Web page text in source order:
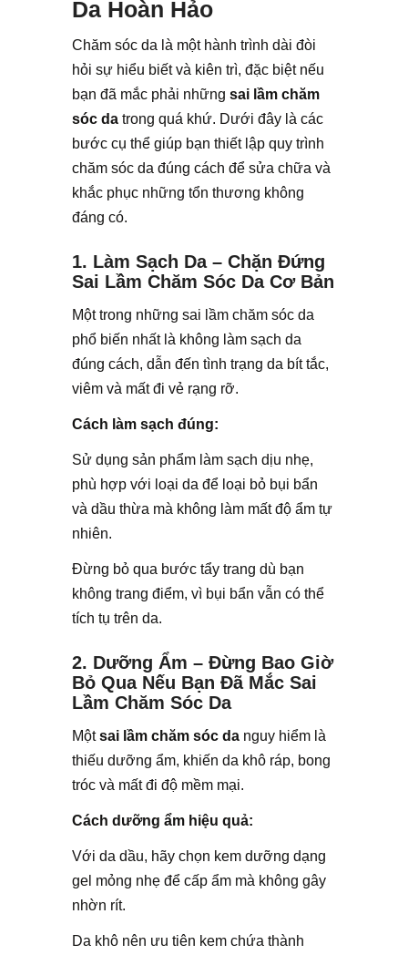
Da Hoàn Hảo
Chăm sóc da là một hành trình dài đòi
hỏi sự hiểu biết và kiên trì, đặc biệt nếu
bạn đã mắc phải những sai lầm chăm
sóc da trong quá khứ. Dưới đây là các
bước cụ thể giúp bạn thiết lập quy trình
chăm sóc da đúng cách để sửa chữa và
khắc phục những tổn thương không
đáng có.
1. Làm Sạch Da – Chặn Đứng
Sai Lầm Chăm Sóc Da Cơ Bản
Một trong những sai lầm chăm sóc da
phổ biến nhất là không làm sạch da
đúng cách, dẫn đến tình trạng da bít tắc,
viêm và mất đi vẻ rạng rỡ.
Cách làm sạch đúng:
Sử dụng sản phẩm làm sạch dịu nhẹ,
phù hợp với loại da để loại bỏ bụi bẩn
và dầu thừa mà không làm mất độ ẩm tự
nhiên.
Đừng bỏ qua bước tẩy trang dù bạn
không trang điểm, vì bụi bẩn vẫn có thể
tích tụ trên da.
2. Dưỡng Ẩm – Đừng Bao Giờ
Bỏ Qua Nếu Bạn Đã Mắc Sai
Lầm Chăm Sóc Da
Mộtsai lầm chăm sóc da nguy hiểm là
thiếu dưỡng ẩm, khiến da khô ráp, bong
tróc và mất đi độ mềm mại.
Cách dưỡng ẩm hiệu quả:
Với da dầu, hãy chọn kem dưỡng dạng
gel mỏng nhẹ để cấp ẩm mà không gây
nhờn rít.
Da khô nên ưu tiên kem chứa thành